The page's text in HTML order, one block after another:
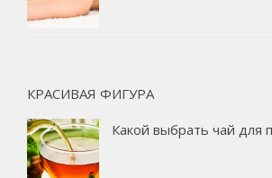
КРАСИВАЯ ФИГУРА
Какой выбрать чай для